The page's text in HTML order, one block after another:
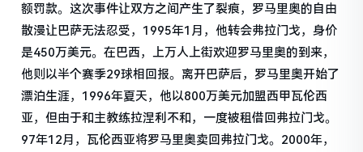
额罚款。这次事件让双方之间产生了裂痕，罗马里奥的自由
散漫让巴萨无法忍受，1995年1月，他转会弗拉门戈，身价
是450万美元。在巴西，上万人上街欢迎罗马里奥的到来，
他则以半个赛季29球相回报。离开巴萨后，罗马里奥开始了
漂泊生涯，1996年夏天，他以800万美元加盟西甲瓦伦西
亚，但由于和主教练拉涅利不和，一度被租借回弗拉门戈。
97年12月，瓦伦西亚将罗马里奥卖回弗拉门戈。2000年，